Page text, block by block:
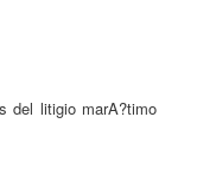
del litigio marA?timo